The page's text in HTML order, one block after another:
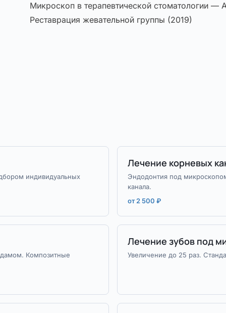
Микроскоп в терапевтической стоматологии —
Реставрация жевательной группы (2019)
индивидуальных
Лечение корневых
Эндодонтия под
канала.
от 2 500 ₽
Композитные
Лечение зубов под
Увеличение до 25 раз.